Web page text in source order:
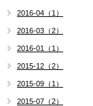
2016-04（1）
2016-03（2）
2016-01（1）
2015-12（2）
2015-09（1）
2015-07（2）